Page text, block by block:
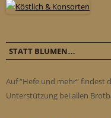
STATT BLUMEN…
Auf “Hefe und mehr” findest
Unterstützung bei allen